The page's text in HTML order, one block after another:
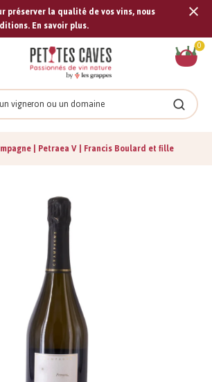
préserver la qualité de vos vins, nous
En savoir plus.
0
| Petraea V | Francis Boulard et fille